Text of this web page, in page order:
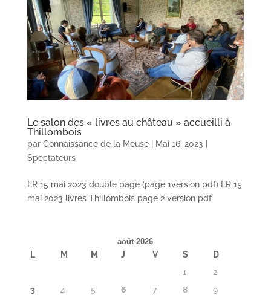
Le salon des « livres au château » accueilli à
Thillombois
par Connaissance de la Meuse| Mai 16, 2023
Spectateurs
ER 15 mai 2023 double page (page 1version pdf) ER 15
mai 2023 livres Thillombois page 2 version pdf
août 2026
L M M J V S
D
1
2
3
4 5 6 7 8 9